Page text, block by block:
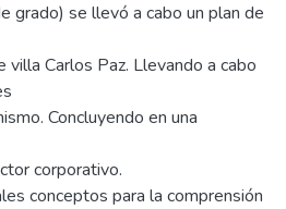
grado) se llevó a cabo un plan de
Carlos Paz. Llevando a cabo
Concluyendo en una
corporativo.
conceptos para la comprensión